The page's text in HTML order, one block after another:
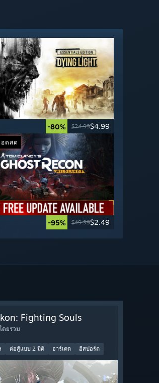
-80% $24.99$4.99
-95% $49.99$2.49
ดสด
Fighting Souls
ดยรวม
ต่อสู้แบบ 2 มิติ อาร์เคด อีสปอร์ต